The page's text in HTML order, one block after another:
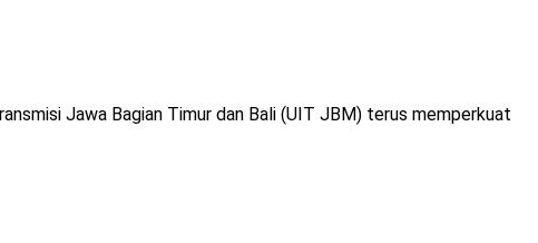
Jawa Bagian Timur dan Bali (UIT JBM) terus memperkuat